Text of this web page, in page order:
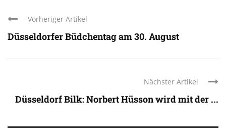
Vorheriger Artikel
Düsseldorfer Büdchentag am 30. August
Nächster Artikel
Düsseldorf Bilk: Norbert Hüsson wird mit der ...